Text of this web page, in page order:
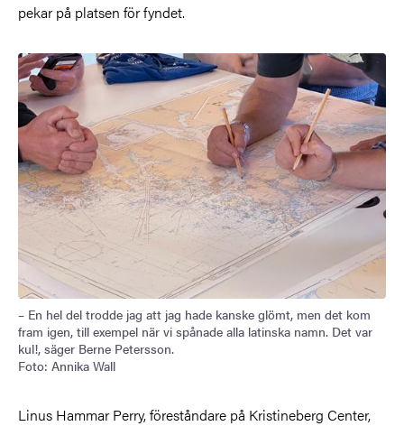
pekar på platsen för fyndet.
Bild
– En hel del trodde jag att jag hade kanske glömt, men det kom
fram igen, till exempel när vi spånade alla latinska namn. Det var
kul!, säger Berne Petersson.
Foto: Annika Wall
Linus Hammar Perry, föreståndare på Kristineberg Center,